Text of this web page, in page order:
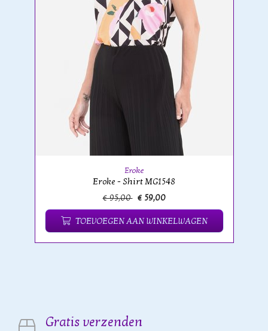
Eroke
Eroke - Shirt MG1548
€ 95,00 € 59,00
TOEVOEGEN AAN WINKELWAGEN
Gratis verzenden